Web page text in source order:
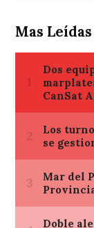
Mas Leídas